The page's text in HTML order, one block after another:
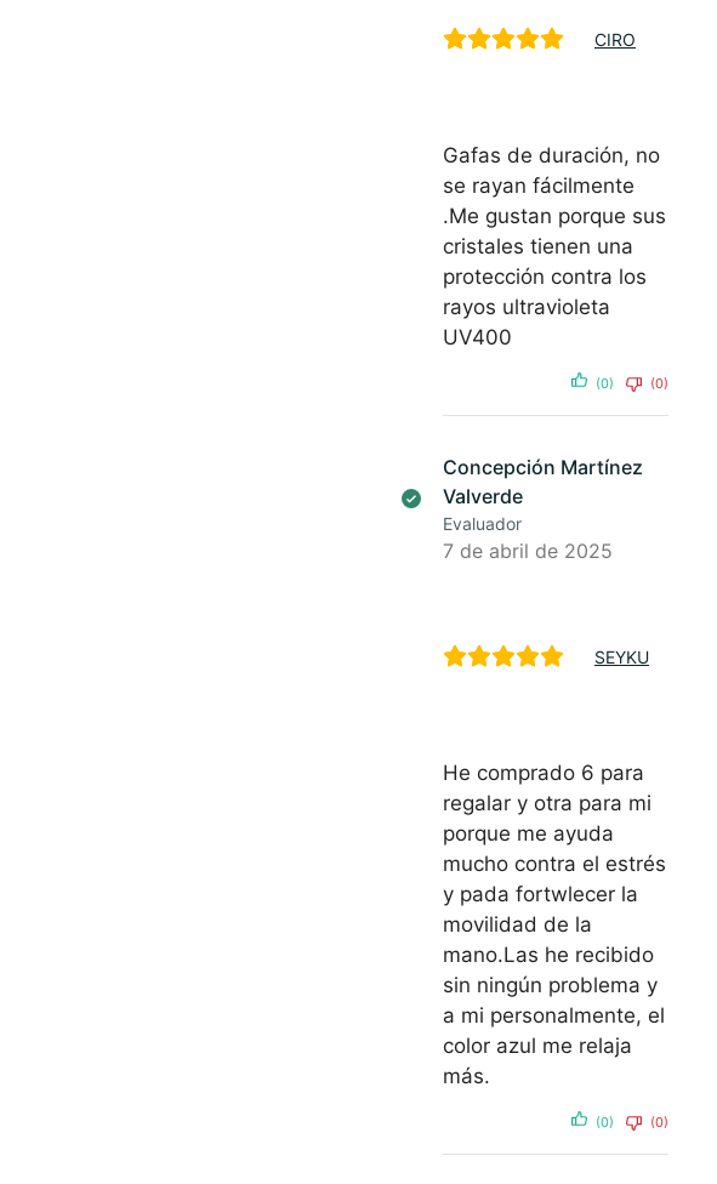
CIRO
Gafas de duración, no
se rayan fácilmente
.Me gustan porque sus
cristales tienen una
protección contra los
rayos ultravioleta
UV400
(0) (0)
Concepción Martínez
Valverde
Evaluador
7 de abril de 2025
SEYKU
He comprado 6 para
regalar y otra para mi
porque me ayuda
mucho contra el estrés
y pada fortwlecer la
movilidad de la
mano.Las he recibido
sin ningún problema y
a mi personalmente, el
color azul me relaja
más.
(0) (0)